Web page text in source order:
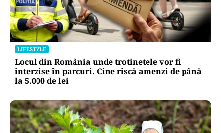
LIFESTYLE
Locul din România unde trotinetele vor fi
interzise în parcuri. Cine riscă amenzi de până
la 5.000 de lei